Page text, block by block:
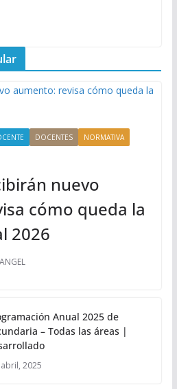
DOCENTES
NORMATIVA
nuevo
cómo queda la
2026
Anual 2025 de
– Todas las áreas |
2025